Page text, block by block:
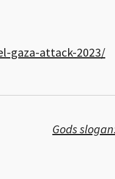
gaza-attack-2023/
Gods